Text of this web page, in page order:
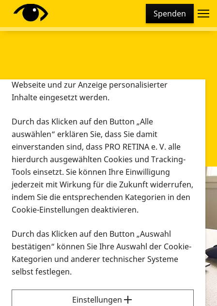
Spenden
Infomaterial
Infomaterial
Vorlesen
Alle Infomaterialien in verschiedenen
Formaten an einem Ort
Sie möchten wissen, wie Sie nach Infonmaterial
suchen und dieses bestellen bzw. herunterladen
Diese Webseite setzt verschiedene Cookies und
Tracking-Tools ein. Dies beinhaltet Cookies und
Webseite und zur Anzeige personalisierter
Inhalte eingesetzt werden.
Durch das Klicken auf den Button „Alle
auswählen“ erklären Sie, dass Sie damit
einverstanden sind, dass PRO RETINA e. V. alle
hierdurch ausgewählten Cookies und Tracking-
Tools einsetzt. Sie können Ihre Einwilligung
jederzeit mit Wirkung für die Zukunft widerrufen,
indem Sie die entsprechenden Kategorien in den
Cookie-Einstellungen deaktivieren.
Durch das Klicken auf den Button „Auswahl
bestätigen“ können Sie Ihre Auswahl der Cookie-
Kategorien und anderer technischer Systeme
selbst festlegen.
Einstellungen